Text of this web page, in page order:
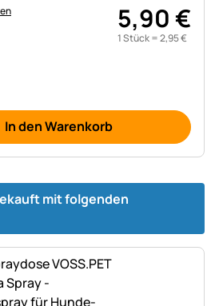
5,90€
1 Stück =2,95€
In den Warenkorb
mit folgenden